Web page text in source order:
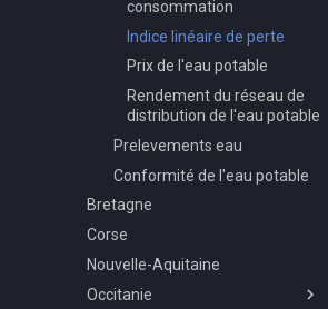
l'enneigement
Évolution passée des
températures moyenne
et maximale
Évolutions passées du
cumul annuel de
précipitations et du bilan
hydrique
Évolutions passées du
nuits tropicales
Évolution future des jours
de fortes chaleurs et des
nuits tropicales
Évolution future des
températures
Évolution future des
précipitations
Stocks et flux de
carbone
Flux
Stocks
Potentiel de récupération
de chaleur fatale
Tonnages de DMA collectés
Station de traitement des
eaux usées
Volume d'eau collecté en
assainissement collectif
consommation
Indice linéaire de perte
Prix de l'eau potable
Rendement du réseau de
distribution de l'eau potable
Prelevements eau
Conformité de l'eau potable
Bretagne
Corse
Nouvelle-Aquitaine
Occitanie